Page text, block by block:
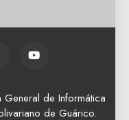
de Informática
de Guárico.